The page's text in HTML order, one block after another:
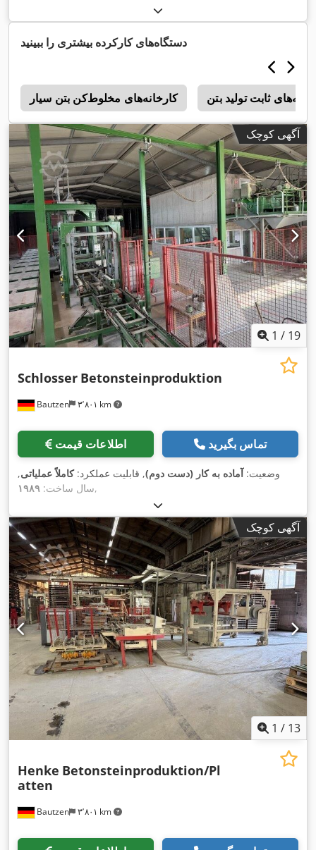
دستگاه‌های کارکرده بیشتری را ببینید
کارخانه‌های مخلوط‌کن بتن سیار ثابت تولید بتن
آگهی کوچک
1 / 19
Bautzen ۳٬۸۰۱ km
Schlosser Betonsteinproduktion
اطلاعات قیمت تماس بگیرید
وضعیت:آماده به کار (دست دوم), قابلیت عملکرد:کاملاً عملیاتی,
سال ساخت: ۱۹۸۹ ,
آگهی کوچک
1 / 13
Bautzen ۳٬۸۰۱ km
Henke Betonsteinproduktion/Pl
atten